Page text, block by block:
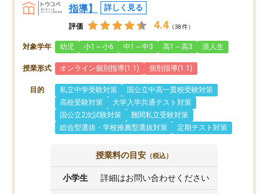
指導】
詳しく見る
評価 4.4 （38件）
対象学年 幼児 小1～小6 中1～中3 高1～高3 浪人生
授業形式 オンライン個別指導(1:1) 個別指導(1:1)
目的 私立中学受験対策
国公立中高一貫校受験対策
高校受験対策
大学入学共通テスト対策
国公立2次試験対策
難関私立受験対策
総合型選抜・学校推薦型選抜対策
定期テスト対策
授業料の目安 （税込）
小学生 詳細はお問い合わせください